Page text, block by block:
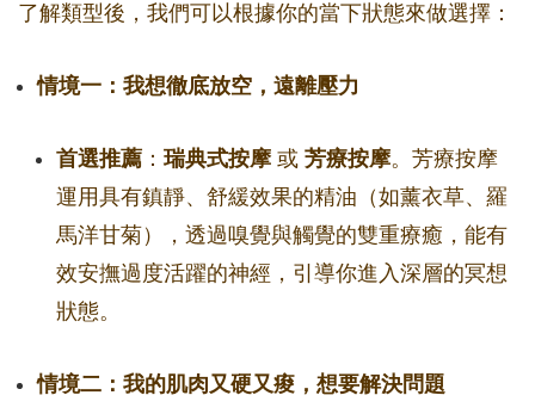
了解類型後，我們可以根據你的當下狀態來做選擇：
情境一：我想徹底放空，遠離壓力
首選推薦 ： 瑞典式按摩或 芳療按摩。芳療按摩
運用具有鎮靜、舒緩效果的精油（如薰衣草、羅
馬洋甘菊），透過嗅覺與觸覺的雙重療癒，能有
效安撫過度活躍的神經，引導你進入深層的冥想
狀態。
情境二：我的肌肉又硬又痠，想要解決問題